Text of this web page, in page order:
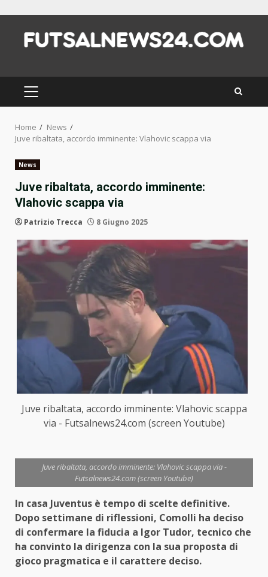
content
PRIMARY
MENU
Home
News
Juve ribaltata, accordo imminente: Vlahovic scappa via
News
Juve ribaltata, accordo imminente:
Vlahovic scappa via
Patrizio Trecca 8 Giugno 2025
Juve ribaltata, accordo imminente: Vlahovic scappa
via - Futsalnews24.com (screen Youtube)
Juve ribaltata, accordo imminente: Vlahovic scappa via -
Futsalnews24.com (screen Youtube)
In casa Juventus è tempo di scelte definitive.
Dopo settimane di riflessioni, Comolli ha deciso
di confermare la fiducia a Igor Tudor, tecnico che
ha convinto la dirigenza con la sua proposta di
gioco pragmatica e il carattere deciso.